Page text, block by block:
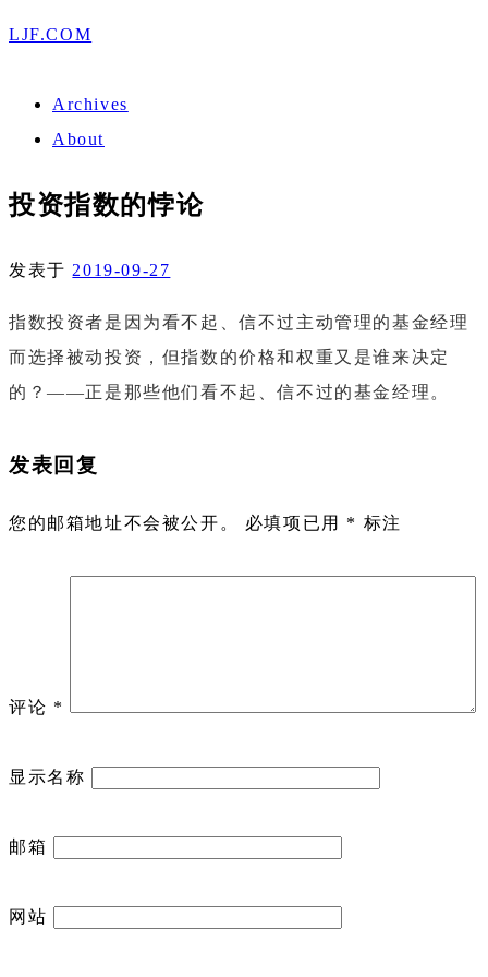
LJF.COM
Archives
About
投资指数的悖论
发表于 2019-09-27
指数投资者是因为看不起、信不过主动管理的基金经理
而选择被动投资，但指数的价格和权重又是谁来决定
的？——正是那些他们看不起、信不过的基金经理。
发表回复
您的邮箱地址不会被公开。 必填项已用 * 标注
评论 *
显示名称
邮箱
网站